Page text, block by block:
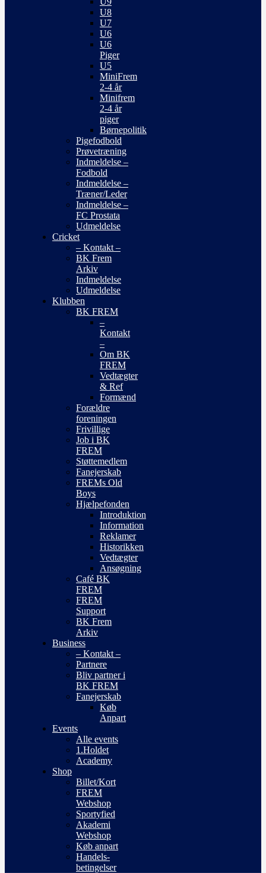
U8
U7
U6
U6
Piger
U5
MiniFrem
2-4 år
Minifrem
2-4 år
piger
Børnepolitik
Pigefodbold
Prøvetræning
Indmeldelse –
Fodbold
Indmeldelse –
Træner/Leder
Indmeldelse –
FC Prostata
Udmeldelse
Cricket
– Kontakt –
BK Frem
Arkiv
Indmeldelse
Udmeldelse
Klubben
BK FREM
–
Kontakt
–
Om BK
FREM
Vedtægter
& Ref
Formænd
Forældre
foreningen
Frivillige
Job i BK
FREM
Støttemedlem
Fanejerskab
FREMs Old
Boys
Hjælpefonden
Introduktion
Information
Reklamer
Historikken
Vedtægter
Ansøgning
Café BK
FREM
FREM
Support
BK Frem
Arkiv
Business
– Kontakt –
Partnere
Bliv partner i
BK FREM
Fanejerskab
Køb
Anpart
Events
Alle events
1.Holdet
Academy
Shop
Billet/Kort
FREM
Webshop
Sportyfied
Akademi
Webshop
Køb anpart
Handels-
betingelser